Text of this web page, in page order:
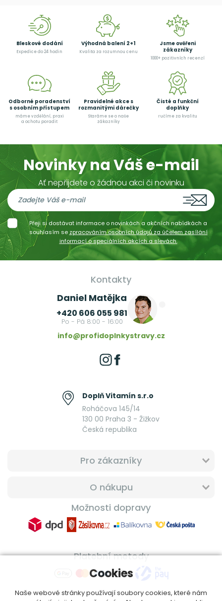
Bleskové dodání
Expedice do 24 hodin
Výhodná balení 2+1
Kvalita za rozumnou cenu
Jsme ověřeni
zákazníky
1000+ pozitivních recenzí
Odborné poradenství
s osobním přístupem
máme vzdělání, praxi
a ochotu poradit
Pravidelné akce s
rozmanitými dárečky
Staráme se o naše
zákazníky
Čisté a funkční
doplňky
ručíme za kvalitu
Novinky na Váš e-mail
Ať nepřijdete o žádnou akci či novinku
Přeji si dostávat informace o novinkách a akčních nabídkách a
souhlasím se zpracováním osobních údajů za účelem zasílání
informací o speciálních akcích a slevách.
Kontakty
Daniel Matějka
+420 606 055 981
Po - Pá 8:00 - 16:00
info@profidoplnkystravy.cz
Doplň Vitamín s.r.o
Roháčova 145/14
130 00 Praha 3 - Žižkov
Česká republika
Pro zákazníky
O nákupu
Možnosti dopravy
Platební metody
Cookies
Naše webové stránky používají soubory cookies, které nám